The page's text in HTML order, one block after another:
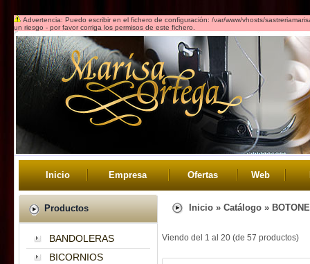
Advertencia: Puedo escribir en el fichero de configuración: /var/www/vhosts/
un riesgo - por favor corriga los permisos de este fichero.
Inicio Empresa Ofertas Web
Productos
BANDOLERAS
BICORNIOS
Inicio » Catálogo »
Viendo del 1 al 20 (de 57 productos)